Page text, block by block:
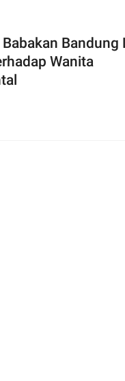
Bandung
Wanita